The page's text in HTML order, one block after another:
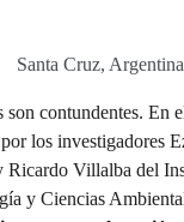
Santa Cruz,
contundentes. En
los investigadores
Ricardo Villalba del
y Ciencias